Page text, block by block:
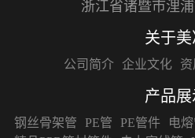
浙江省诸暨市浬
关于
公司简介 企业文化
产品展
钢丝骨架管 PE管 PE管件 电